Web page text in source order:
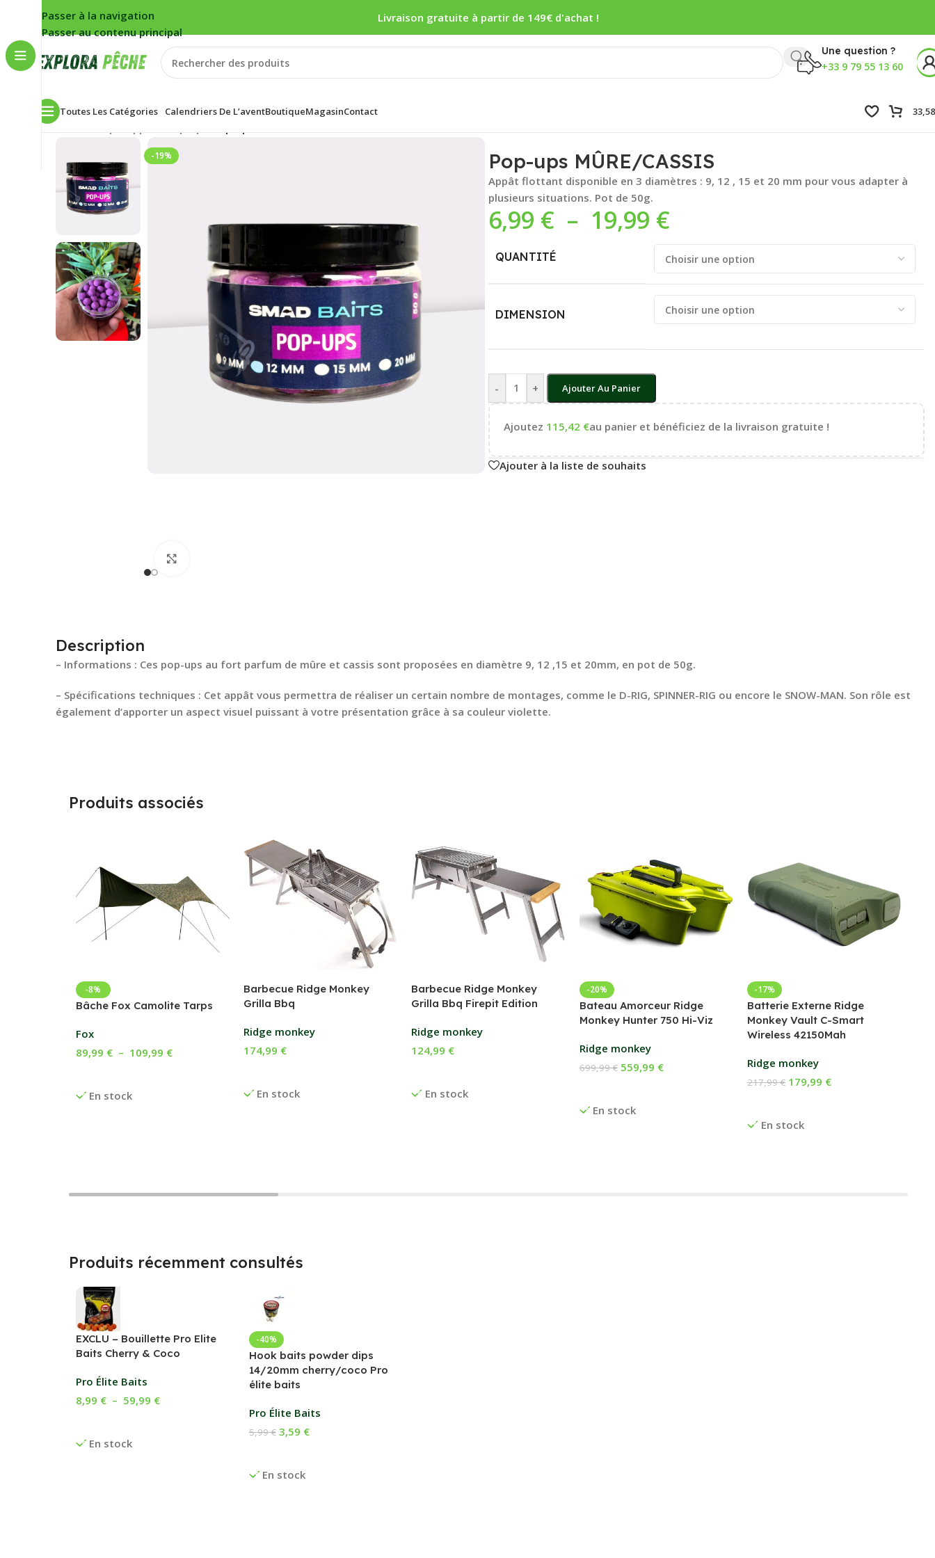
Passer à la navigation
Passer au contenu principal
Livraison gratuite à partir de 149€ d'achat !
Une question ?
+33 9 79 55 13 60
Toutes Les Catégories Calendriers De L’aventBoutiqueMagasinContact
Accueil
-19% Pop-ups MÛRE/CASSIS
Appât flottant disponible en 3 diamètres : 9, 12 , 15 et 20 mm pour vous adapter à
plusieurs situations. Pot de 50g.
6,99 € – 19,99 €
QUANTITÉ
DIMENSION
- + Ajouter Au Panier
Ajoutez 115,42 €au panier et bénéficiez de la livraison gratuite !
Ajouter à la liste de souhaits
Description
– Informations : Ces pop-ups au fort parfum de mûre et cassis sont proposées en diamètre 9, 12 ,15 et 20mm, en pot de 50g.
– Spécifications techniques : Cet appât vous permettra de réaliser un certain nombre de montages, comme le D-RIG, SPINNER-RIG ou encore le SNOW-MAN. Son rôle est
également d’apporter un aspect visuel puissant à votre présentation grâce à sa couleur violette.
Produits associés
-8%
Bâche Fox Camolite Tarps
Fox
En stock
89,99 € – 109,99 €
Barbecue Ridge Monkey
Grilla Bbq
Ridge monkey
En stock
174,99 €
Barbecue Ridge Monkey
Grilla Bbq Firepit Edition
Ridge monkey
En stock
124,99 €
-20%
Bateau Amorceur Ridge
Monkey Hunter 750 Hi-Viz
Ridge monkey
En stock
699,99€ 559,99 €
-17%
Batterie Externe Ridge
Monkey Vault C-Smart
Wireless 42150Mah
Ridge monkey
En stock
217,99€ 179,99 €
Produits récemment consultés
EXCLU – Bouillette Pro Elite
Baits Cherry & Coco
Pro Élite Baits
En stock
8,99 € – 59,99 €
-40%
Hook baits powder dips
14/20mm cherry/coco Pro
élite baits
Pro Élite Baits
En stock
5,99€ 3,59 €